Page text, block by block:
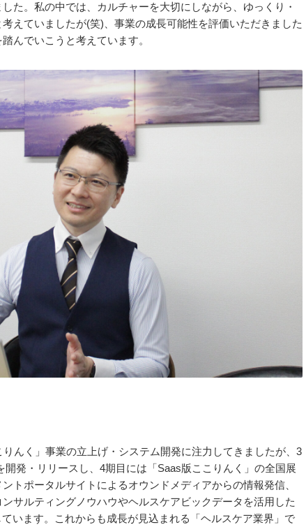
た。私の中では、カルチャーを大切にしながら、ゆっくり・
えていましたが(笑)、事業の成長可能性を評価いただきました
んでいこうと考えています。
りんく」事業の立上げ・システム開発に注力してきましたが、3
発・リリースし、4期目には「Saas版ここりんく」の全国展
トポータルサイトによるオウンドメディアからの情報発信、
サルティングノウハウやヘルスケアビックデータを活用した
います。これからも成長が見込まれる「ヘルスケア業界」で